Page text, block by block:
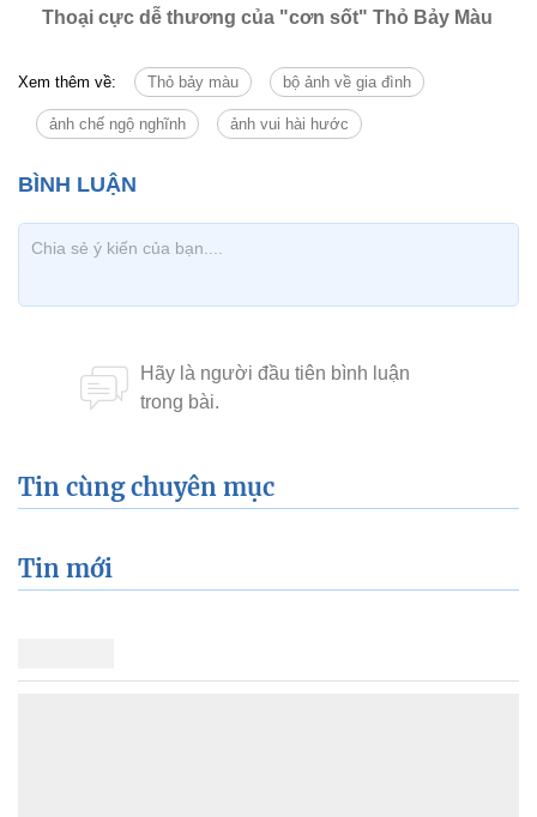
Thoại cực dễ thương của "cơn sốt" Thỏ Bảy Màu
Xem thêm về: Thỏ bảy màu bộ ảnh về gia đình
ảnh chế ngộ nghĩnh ảnh vui hài hước
Tin cùng chuyên mục
Tin mới